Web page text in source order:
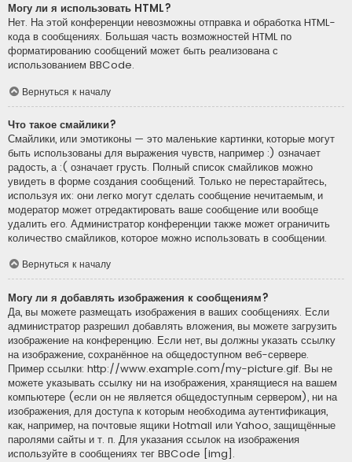
Могу ли я использовать HTML?
Нет. На этой конференции невозможны отправка и обработка HTML-
кода в сообщениях. Большая часть возможностей HTML по
форматированию сообщений может быть реализована с
использованием BBCode.
Вернуться к началу
Что такое смайлики?
Смайлики, или эмотиконы — это маленькие картинки, которые могут
быть использованы для выражения чувств, например :) означает
радость, а :( означает грусть. Полный список смайликов можно
увидеть в форме создания сообщений. Только не перестарайтесь,
используя их: они легко могут сделать сообщение нечитаемым, и
модератор может отредактировать ваше сообщение или вообще
удалить его. Администратор конференции также может ограничить
количество смайликов, которое можно использовать в сообщении.
Вернуться к началу
Могу ли я добавлять изображения к сообщениям?
Да, вы можете размещать изображения в ваших сообщениях. Если
администратор разрешил добавлять вложения, вы можете загрузить
изображение на конференцию. Если нет, вы должны указать ссылку
на изображение, сохранённое на общедоступном веб-сервере.
Пример ссылки: http://www.example.com/my-picture.gif. Вы не
можете указывать ссылку ни на изображения, хранящиеся на вашем
компьютере (если он не является общедоступным сервером), ни на
изображения, для доступа к которым необходима аутентификация,
как, например, на почтовые ящики Hotmail или Yahoo, защищённые
паролями сайты и т. п. Для указания ссылок на изображения
используйте в сообщениях тег BBCode [img].